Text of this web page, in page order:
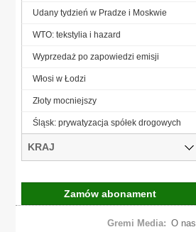
Udany tydzień w Pradze i Moskwie
WTO: tekstylia i hazard
Wyprzedaż po zapowiedzi emisji
Włosi w Łodzi
Złoty mocniejszy
Śląsk: prywatyzacja spółek drogowych
KRAJ
Zamów abonament
Gremi Media: O nas